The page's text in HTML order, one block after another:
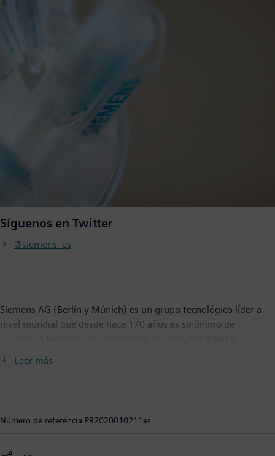
Síguenos en Twitter
@siemens_es
Siemens AG (Berlín y Múnich) es un grupo tecnológico líder a
nivel mundial que desde hace 170 años es sinónimo de
de automatización, accionamiento y software para la industria.
Leer más
Número de referencia PR2020010211es